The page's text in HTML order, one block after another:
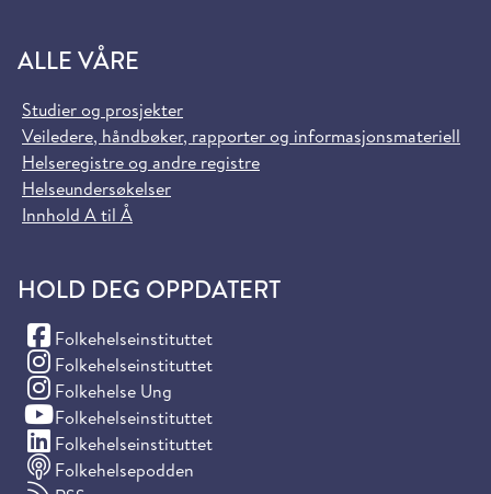
ALLE VÅRE
Studier og prosjekter
Veiledere, håndbøker, rapporter og informasjonsmateriell
Helseregistre og andre registre
Helseundersøkelser
Innhold A til Å
HOLD DEG OPPDATERT
Folkehelseinstituttet
(Facebook)
Folkehelseinstituttet
(Instagram)
Folkehelse Ung
(Instagram)
Folkehelseinstituttet
(YouTube)
Folkehelseinstituttet
(LinkedIn)
Folkehelsepodden